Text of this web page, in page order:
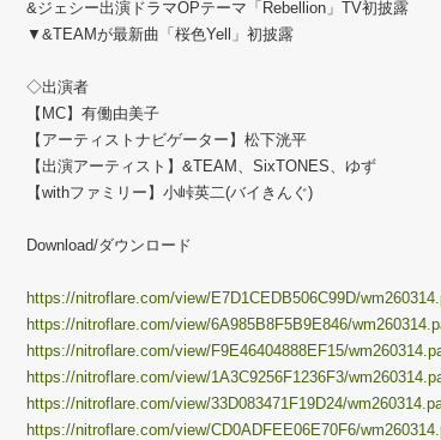
&ジェシー出演ドラマOPテーマ「Rebellion」TV初披露
▼&TEAMが最新曲「桜色Yell」初披露
◇出演者
【MC】有働由美子
【アーティストナビゲーター】松下洸平
【出演アーティスト】&TEAM、SixTONES、ゆず
【withファミリー】小峠英二(バイきんぐ)
Download/ダウンロード
https://nitroflare.com/view/E7D1CEDB506C99D/
https://nitroflare.com/view/6A985B8F5B9E846/
https://nitroflare.com/view/F9E46404888EF15/
https://nitroflare.com/view/1A3C9256F1236F3/
https://nitroflare.com/view/33D083471F19D24/
https://nitroflare.com/view/CD0ADFEE06E70F6/